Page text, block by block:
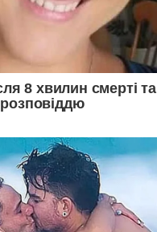
8 хвилин смерті та